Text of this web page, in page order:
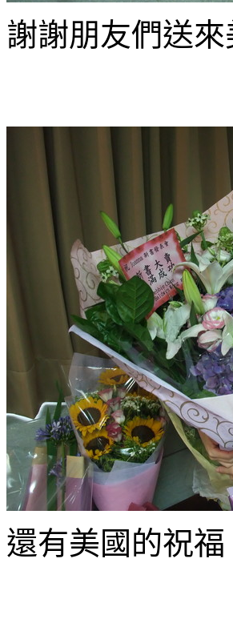
謝謝朋友們送
還有美國的祝福